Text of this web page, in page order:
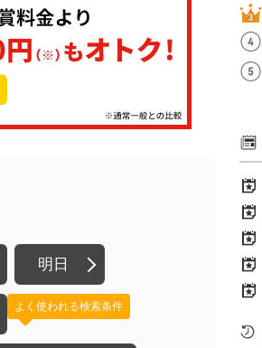
明日
よく使われる検索条件